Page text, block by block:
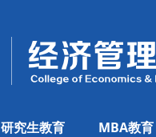
研究生教育 MBA教育